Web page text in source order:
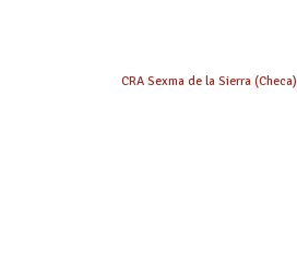
CRA Sexma de la Sierra (Checa)